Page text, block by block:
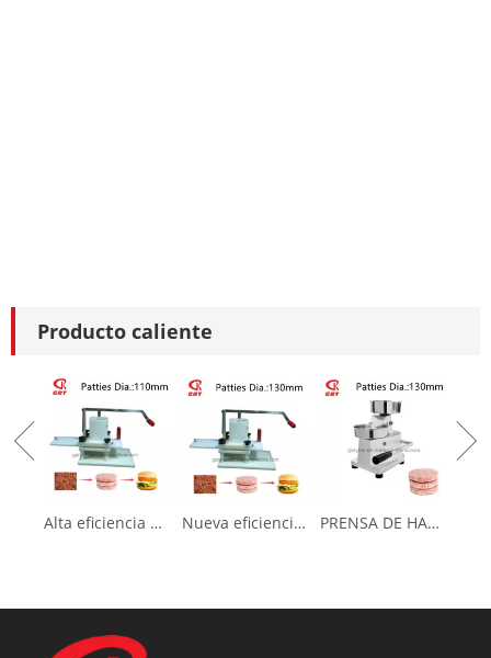
Producto caliente
Alta eficiencia Nueva prensa de hamburguesas para hacer pastel de carne (GRT-HR-110L) Nueva eficiencia nueva prensa de hamburguesas para hacer pastel de carne (GRT-HR-130L) PRENSA DE HAMBURRERA (GRT-HF100) Fabricante de empanadas de carne